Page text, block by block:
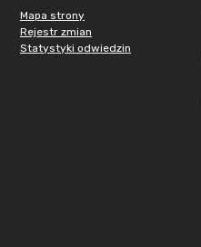
Mapa strony
Rejestr zmian
Statystyki odwiedzin